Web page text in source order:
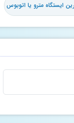
ایستگاه مترو یا اتوبوس